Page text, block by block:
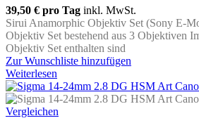
39,50 € pro Tag inkl. MwSt.
Sirui Anamorphic Objektiv Set (Sony E-
Objektiv Set bestehend aus 3 Objektiven
Objektiv Set enthalten sind
Zur Wunschliste hinzufügen
Weiterlesen
Vergleichen